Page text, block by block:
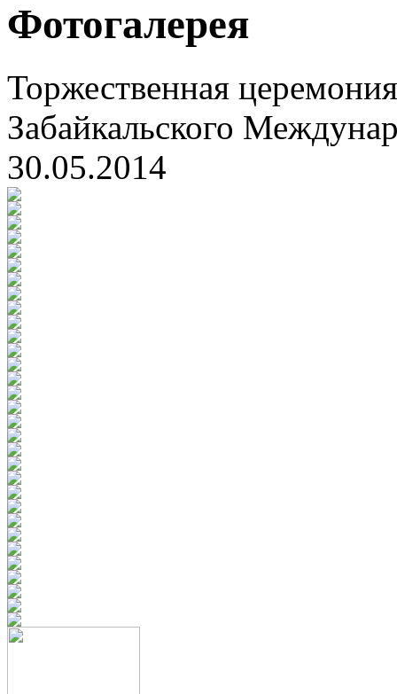
Фотогалерея
Торжественная
Забайкальского
30.05.2014